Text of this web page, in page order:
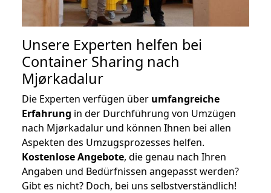
Unsere Experten helfen bei
Container Sharing nach
Mjørkadalur
Die Experten verfügen über umfangreiche
Erfahrung in der Durchführung von Umzügen
nach Mjørkadalur und können Ihnen bei allen
Aspekten des Umzugsprozesses helfen.
Kostenlose Angebote, die genau nach Ihren
Angaben und Bedürfnissen angepasst werden?
Gibt es nicht? Doch, bei uns selbstverständlich!